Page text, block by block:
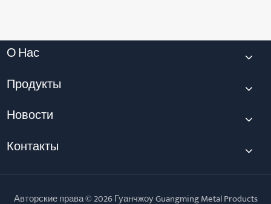
О Нас
Продукты
Новости
Контакты
Авторские права © 2026 Гуанчжоу Guangming Metal Products